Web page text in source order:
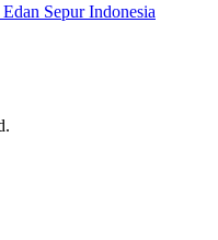
Sepur Indonesia